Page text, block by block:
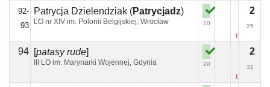
92-
93
Patrycja Dzielendziak (Patrycjadz)
LO nr XIV im. Polonii Belgijskiej, Wrocław
10
(+4)
2
25
94 [patasy rude]
III LO im. Marynarki Wojennej, Gdynia
20
(+10)
2
31